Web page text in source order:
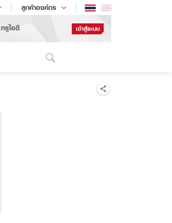
ลูกค้าองค์กร
เทรนด์เทคโนโลยี
ทรูไอดี เข้าสู่ระบบ